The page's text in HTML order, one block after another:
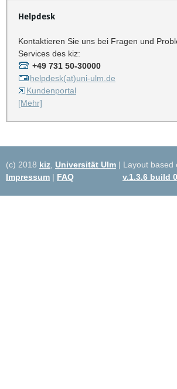
Helpdesk
Kontaktieren Sie uns bei Fragen und
Services des kiz:
+49 731 50-30000
helpdesk(at)uni-ulm.de
Kundenportal
[Mehr]
(c) 2018 kiz Universität Ulm | Layout based
Impressum | FAQ v.1.3.6 build